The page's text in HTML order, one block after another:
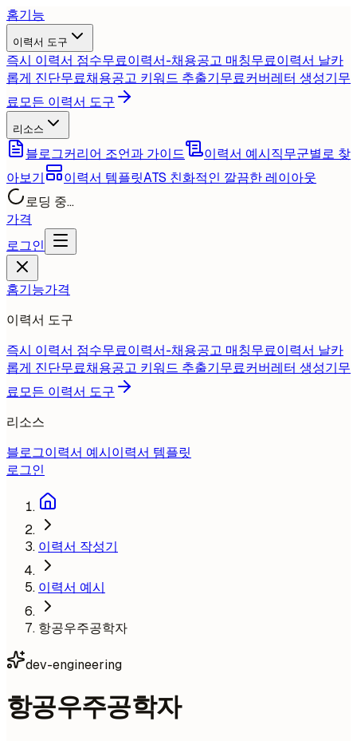
홈기능
이력서 도구
즉시 이력서 점수무료이력서-채용공고 매칭무료이력서 날카
롭게 진단무료채용공고 키워드 추출기무료커버레터 생성기무
료모든 이력서 도구
리소스
블로그커리어 조언과 가이드 이력서 예시직무군별로 찾
아보기
이력서 템플릿ATS 친화적인 깔끔한 레이아웃
로딩 중...
가격
로그인
홈기능가격
이력서 도구
즉시 이력서 점수무료이력서-채용공고 매칭무료이력서 날카
롭게 진단무료채용공고 키워드 추출기무료커버레터 생성기무
료모든 이력서 도구
리소스
블로그이력서 예시이력서 템플릿
로그인
이력서 작성기
이력서 예시
항공우주공학자
dev-engineering
항공우주공학자